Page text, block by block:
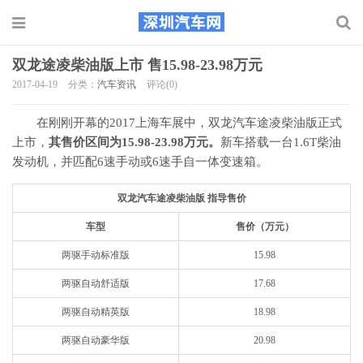
双龙途凌柴油版上市 售15.98-23.98万元
2017-04-19 分类： 汽车资讯 评论(0)
在刚刚开幕的2017上海车展中，双龙汽车途凌柴油版正式
上市， 其售价区间为15.98-23.98万元。 新车搭载一台1.6T柴油
发动机，并匹配6速手动或6速手自一体变速箱。
双龙汽车途凌柴油版 指导售价
车型 售价（万元）
两驱手动标准版 15.98
两驱自动舒适版 17.68
两驱自动精英版 18.98
两驱自动豪华版 20.98